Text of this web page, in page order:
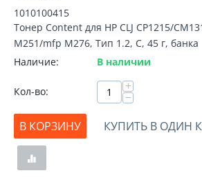
1010100415
Тонер Content для HP CLJ CP1215/
M251/mfp M276, Тип 1.2, C, 45 г, банка
Наличие:
В наличии
Кол-во: +
−
В КОРЗИНУ
КУПИТЬ В ОДИН